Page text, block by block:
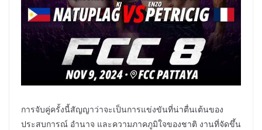
การจับคู่ครั้งนี้สัญญาว่าจะเป็นการแข่งขันที่น่าตื่นเต้นของ
ประสบการณ์ อำนาจ และความภาคภูมิใจของชาติ งานที่จัดขึ้น